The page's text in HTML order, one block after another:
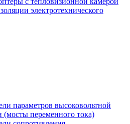
электротехнического
параметров высоковольтной
(мосты переменного тока)